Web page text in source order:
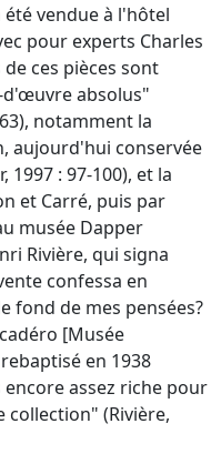
vendue à l'hôtel
pour experts Charles
ces pièces sont
d'œuvre absolus"
notamment la
aujourd'hui conservée
1997 : 97-100), et la
et Carré, puis par
musée Dapper
Rivière, qui signa
confessa en
fond de mes pensées?
[Musée
en 1938
assez riche pour
(Rivière,